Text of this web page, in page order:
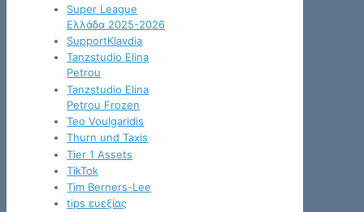
Super League
Ελλάδα 2025-2026
SupportKlavdia
Tanzstudio Elina
Petrou
Tanzstudio Elina
Petrou Frozen
Teo Voulgaridis
Thurn und Taxis
Tier 1 Assets
TikTok
Tim Berners-Lee
tips ευεξίας